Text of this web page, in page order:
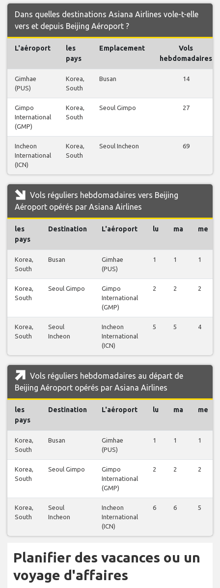
Dans quelles destinations Asiana Airlines vole-t-elle
vers et depuis Beijing Aéroport ?
L'aéroport
les
pays
Emplacement
Vols
hebdomadaires
Gimhae
(PUS)
Korea,
South
Busan 14
Gimpo
International
(GMP)
Korea,
South
Seoul Gimpo 27
Incheon
International
(ICN)
Korea,
South
Seoul Incheon 69
Vols réguliers hebdomadaires vers Beijing
Aéroport opérés par Asiana Airlines
les
pays
Destination L'aéroport lu ma me
Korea,
South
Busan
Gimhae
(PUS)
1 1 1
Korea,
South
Seoul Gimpo
Gimpo
International
(GMP)
2 2 2
Korea,
South
Seoul
Incheon
Incheon
International
(ICN)
5 5 4
Vols réguliers hebdomadaires au départ de
Beijing Aéroport opérés par Asiana Airlines
les
pays
Destination L'aéroport lu ma me
Korea,
South
Busan
Gimhae
(PUS)
1 1 1
Korea,
South
Seoul Gimpo
Gimpo
International
(GMP)
2 2 2
Korea,
South
Seoul
Incheon
Incheon
International
(ICN)
6 6 5
Planifier des vacances ou un
voyage d'affaires